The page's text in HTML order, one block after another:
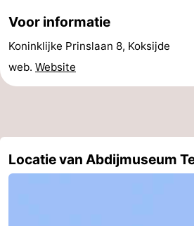
Brugge
Gent
-
Ieper
De
Natuur
Het
-
Knokke-
-
Voor informatie
Koninklijke Prinslaan 8, Koksijde
web. Website
Locatie van Abdijmuseum